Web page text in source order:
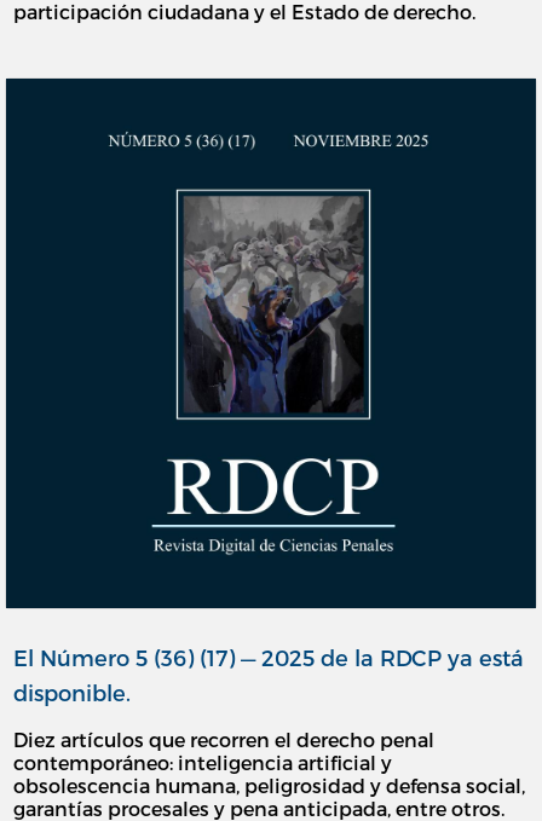
participación ciudadana y el Estado de derecho.
El Número 5 (36) (17) — 2025 de la RDCP ya está
disponible.
Diez artículos que recorren el derecho penal
contemporáneo: inteligencia artificial y
obsolescencia humana, peligrosidad y defensa social,
garantías procesales y pena anticipada, entre otros.